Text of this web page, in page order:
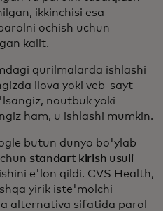
ikkinchisi esa
ochish uchun
kalit.
qurilmalarda ishlashi
ilova yoki veb-sayt
noutbuk yoki
ham, u ishlashi mumkin.
butun dunyo bo'ylab
standart kirish usuli
e'lon qildi. CVS Health,
yirik iste'molchi
alternativa sifatida parol